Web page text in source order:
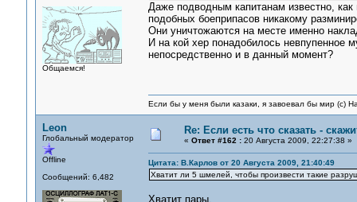
Общаемся!
Даже подводным капитанам известно,
подобных боеприпасов никакому
Они уничтожаются на месте именно
И на кой хер понадобилось невпупенное
непосредственно и в данный момент?
Если бы у меня были казаки, я завоевал бы мир (с)
Leon
Глобальный модератор
Offline
Сообщений: 6,482
Re: Если есть что сказать -
« Ответ #162 :20 Августа 2009, 22:27:38 »
Цитата: В.Карлов от 20 Августа 2009, 21:40:49
Хватит ли 5 шмелей, чтобы произвести такие
Хватит пары.